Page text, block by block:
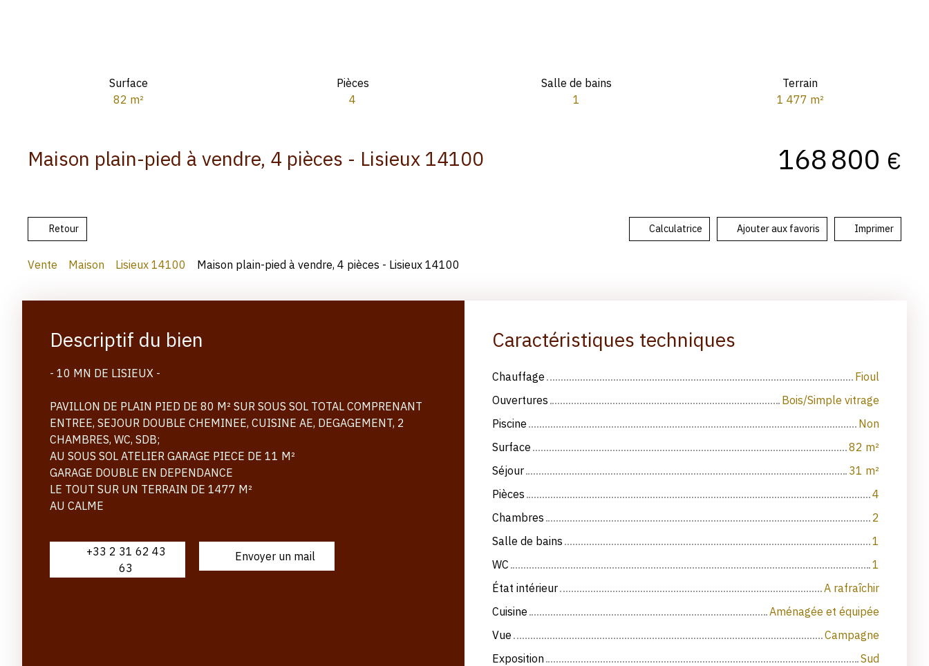
Surface
82 m²
Pièces
4
Salle de bains
1
Terrain
1 477 m²
Maison plain-pied à vendre, 4 pièces - Lisieux 14100 168 800 €
Retour Calculatrice Ajouter aux favoris Imprimer
Vente Maison Lisieux 14100 Maison plain-pied à vendre, 4 pièces - Lisieux 14100
Descriptif du bien
- 10 MN DE LISIEUX -
PAVILLON DE PLAIN PIED DE 80 M² SUR SOUS SOL TOTAL COMPRENANT
ENTREE, SEJOUR DOUBLE CHEMINEE, CUISINE AE, DEGAGEMENT, 2
CHAMBRES, WC, SDB;
AU SOUS SOL ATELIER GARAGE PIECE DE 11 M²
GARAGE DOUBLE EN DEPENDANCE
LE TOUT SUR UN TERRAIN DE 1477 M²
AU CALME
+33 2 31 62 43
63
Envoyer un mail
Caractéristiques techniques
Chauffage
Fioul
Ouvertures
Bois/Simple vitrage
Piscine
Non
Surface
82 m²
Séjour
31 m²
Pièces
4
Chambres
2
Salle de bains
1
WC
1
État intérieur
A rafraîchir
Cuisine
Aménagée et équipée
Vue
Campagne
Exposition
Sud